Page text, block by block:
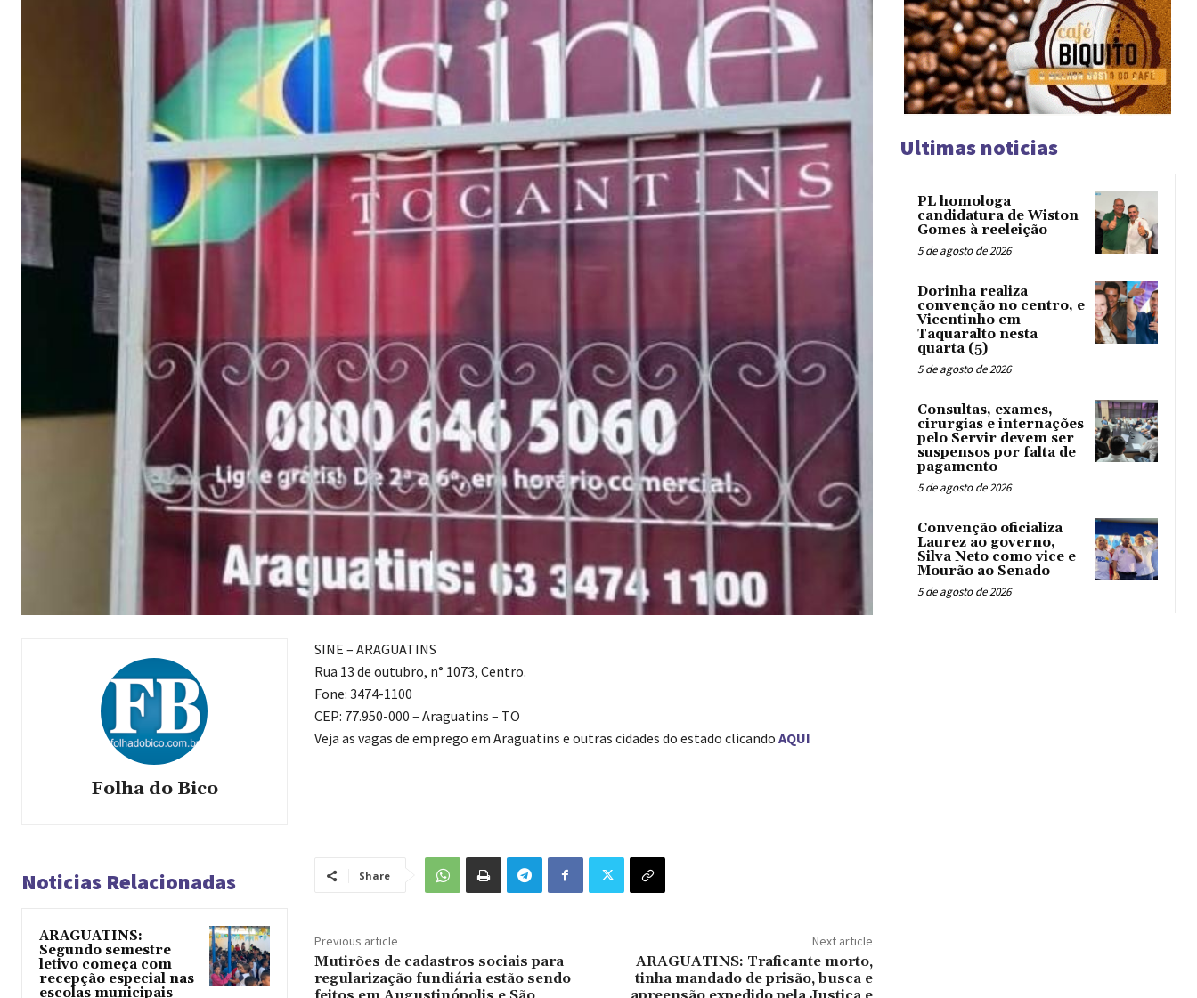
Folha do Bico
Noticias Relacionadas
ARAGUATINS:
Segundo semestre
letivo começa com
recepção especial nas
escolas municipais
SINE – ARAGUATINS
Rua 13 de outubro, n° 1073, Centro.
Fone: 3474-1100
CEP: 77.950-000 – Araguatins – TO
Veja as vagas de emprego em Araguatins e outras cidades do estado clicando AQUI
Share
Previous article
Mutirões de cadastros sociais para
regularização fundiária estão sendo
Next article
ARAGUATINS: Traficante morto,
tinha mandado de prisão, busca e
Ultimas noticias
PL homologa
candidatura de Wiston
Gomes à reeleição
5 de agosto de 2026
Dorinha realiza
convenção no centro, e
Vicentinho em
Taquaralto nesta
quarta (5)
5 de agosto de 2026
Consultas, exames,
cirurgias e internações
pelo Servir devem ser
suspensos por falta de
pagamento
5 de agosto de 2026
Convenção oficializa
Laurez ao governo,
Silva Neto como vice e
Mourão ao Senado
5 de agosto de 2026